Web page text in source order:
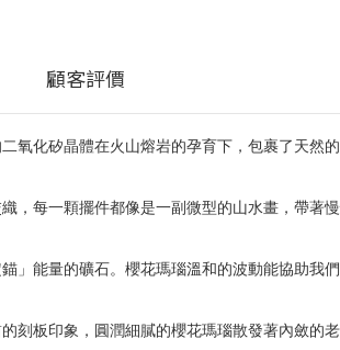
顧客評價
氧化矽晶體在火山熔岩的孕育下，包裹了天然
，每一顆擺件都像是一副微型的山水畫，帶
」能量的礦石。櫻花瑪瑙溫和的波動能協助我
刻板印象，圓潤細膩的櫻花瑪瑙散發著內斂